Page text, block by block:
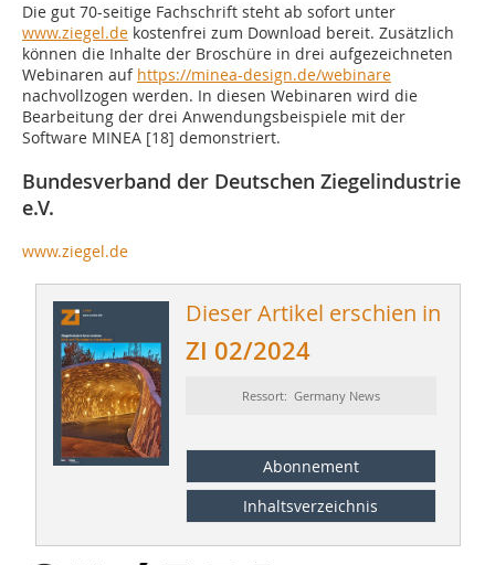
Die gut 70-seitige Fachschrift steht ab sofort unter
www.ziegel.de kostenfrei zum Download bereit. Zusätzlich
können die Inhalte der Broschüre in drei aufgezeichneten
Webinaren auf https://minea-design.de/webinare
nachvollzogen werden. In diesen Webinaren wird die
Bearbeitung der drei Anwendungsbeispiele mit der
Software MINEA [18] demonstriert.
Bundesverband der Deutschen Ziegelindustrie
e.V.
www.ziegel.de
Dieser Artikel erschien in
ZI 02/2024
Ressort: Germany News
Abonnement
Inhaltsverzeichnis